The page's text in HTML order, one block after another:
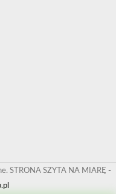
STRONA SZYTA NA MIARĘ -